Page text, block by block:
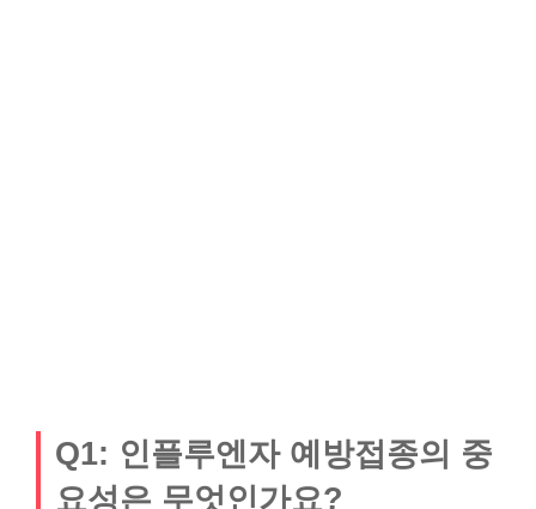
Q1: 인플루엔자 예방접종의 중
요성은 무엇인가요?